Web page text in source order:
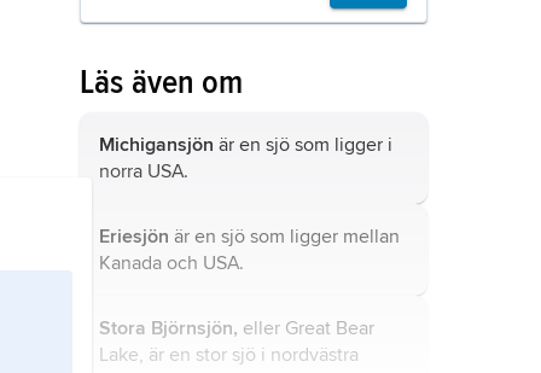
Läs även om
Michigansjön är en sjö som ligger i
norra USA.
Eriesjön är en sjö som ligger mellan
Kanada och USA.
Stora Björnsjön, eller Great Bear
Lake, är en stor sjö i nordvästra